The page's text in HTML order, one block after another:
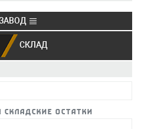
info@ivkz.ru
ЗАВОД
СКЛАД
остатки